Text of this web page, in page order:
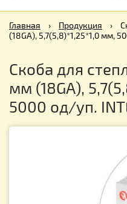
Главная › Продукция ›
(18GA), 5,7(5,8)*1,25*1,0 мм,
Скоба для
мм (18GA),
5000 од/уп.